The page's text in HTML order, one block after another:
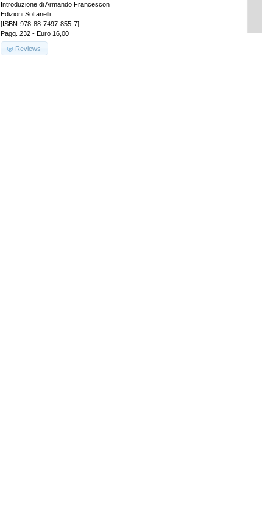
Introduzione di Armando Francescon
Edizioni Solfanelli
[ISBN-978-88-7497-855-7]
Pagg. 232 - Euro 16,00
Reviews